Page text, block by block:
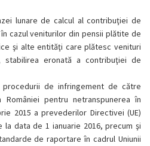
lunare de calcul al contribuţiei de
cazul veniturilor din pensii plătite de
şi alte entităţi care plătesc venituri
eronată a contribuţiei de
de infringement de către
României pentru netranspunerea în
2015 a prevederilor Directivei (UE)
la data de 1 ianuarie 2016, precum şi
de raportare în cadrul Uniunii